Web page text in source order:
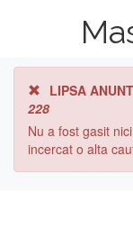
LIPSA
228
Nu a fost gasit
incercat o alta